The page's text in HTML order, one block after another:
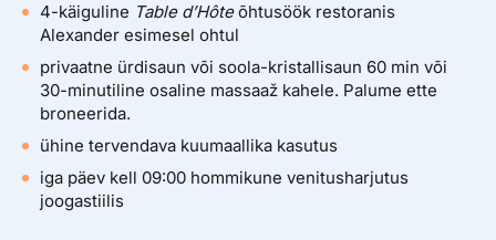
4-käiguline Table d’Hôteõhtusöök restoranis
Alexander esimesel ohtul
privaatne ürdisaun või soola-kristallisaun 60 min või
30-minutiline osaline massaaž kahele. Palume ette
broneerida.
ühine tervendava kuumaallika kasutus
iga päev kell 09:00 hommikune venitusharjutus
joogastiilis